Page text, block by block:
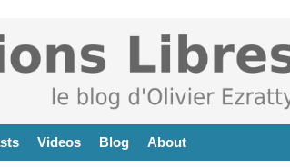
Videos Blog About